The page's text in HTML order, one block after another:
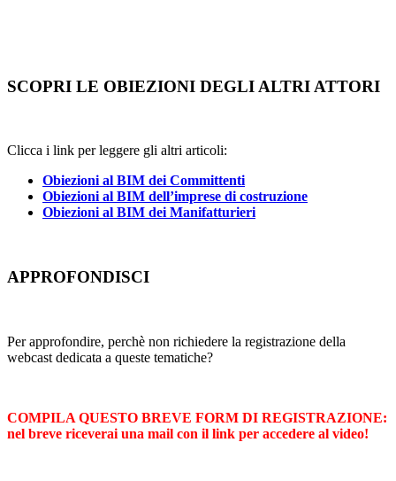
SCOPRI LE OBIEZIONI DEGLI ALTRI ATTORI
Clicca i link per leggere gli altri articoli:
Obiezioni al BIM dei Committenti
Obiezioni al BIM dell’imprese di costruzione
Obiezioni al BIM dei Manifatturieri
APPROFONDISCI
Per approfondire, perchè non richiedere la registrazione della
webcast dedicata a queste tematiche?
COMPILA QUESTO BREVE FORM DI REGISTRAZIONE:
nel breve riceverai una mail con il link per accedere al video!